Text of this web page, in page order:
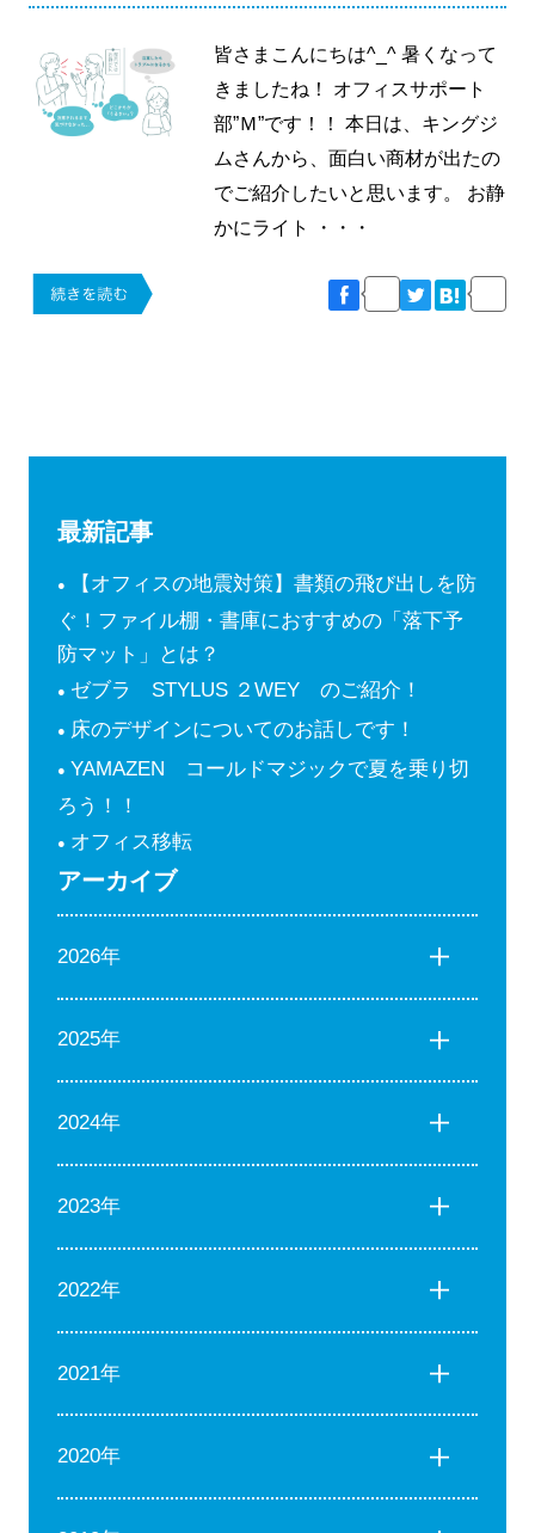
皆さまこんにちは^_^ 暑くなって
きましたね！ オフィスサポート
部”Ｍ”です！！ 本日は、キングジ
ムさんから、面白い商材が出たの
でご紹介したいと思います。 お静
かにライト ・・・
最新記事
【オフィスの地震対策】書類の飛び出しを防
ぐ！ファイル棚・書庫におすすめの「落下予
防マット」とは？
ゼブラ STYLUS ２WEY のご紹介！
床のデザインについてのお話しです！
YAMAZEN コールドマジックで夏を乗り切
ろう！！
オフィス移転
アーカイブ
2026年
2025年
2024年
2023年
2022年
2021年
2020年